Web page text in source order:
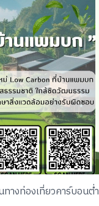
างท่องเที่ยวคาร์บอนต่ำ